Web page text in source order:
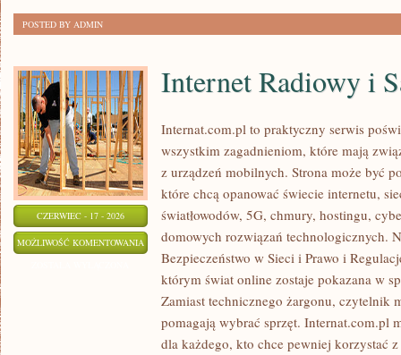
POSTED BY ADMIN
CZERWIEC - 17 - 2026
MOŻLIWOŚĆ KOMENTOWANIA INTERNET
RADIOWY
SATELITARNY
Internet Radiowy i
Internat.com.pl to praktyczny serwis
wszystkim zagadnieniom, które mają
z urządzeń mobilnych. Strona może być
które chcą opanować świecie internetu,
światłowodów, 5G, chmury, hostingu,
domowych rozwiązań technologicznych.
Bezpieczeństwo w Sieci i Prawo i
którym świat online zostaje pokazana w
Zamiast technicznego żargonu, czytelnik
pomagają wybrać sprzęt. Internat.com.pl
dla każdego, kto chce pewniej korzystać